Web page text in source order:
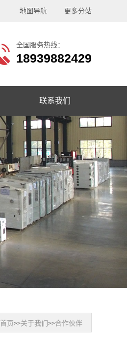
地图导航 更多分站
全国服务热线：
18939882429
联系我们
首页>>关于我们>>合作伙伴